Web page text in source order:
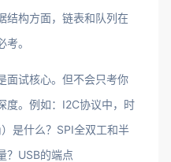
结构方面，链表和队列在
。
面试核心。但不会只考你
度。例如：I2C协议中，时
是什么？SPI全双工和半
？USB的端点